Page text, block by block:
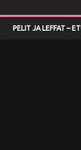
PELIT JA LEFFAT –